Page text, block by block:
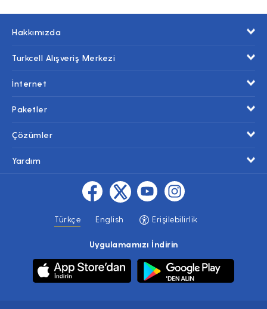
Hakkımızda
Turkcell Alışveriş Merkezi
İnternet
Paketler
Çözümler
Yardım
Türkçe English Erişilebilirlik
Uygulamamızı İndirin